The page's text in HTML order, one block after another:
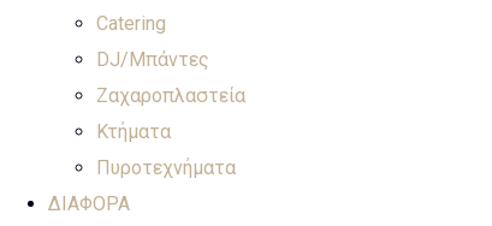
Catering
DJ/Μπάντες
Ζαχαροπλαστεία
Κτήματα
Πυροτεχνήματα
ΔΙΑΦΟΡΑ